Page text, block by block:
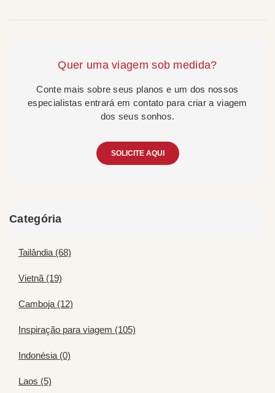
Quer uma viagem sob medida?
Conte mais sobre seus planos e um dos nossos
especialistas entrará em contato para criar a viagem
dos seus sonhos.
SOLICITE AQUI
Categória
Tailândia (68)
Vietnã (19)
Camboja (12)
Inspiração para viagem (105)
Indonésia (0)
Laos (5)